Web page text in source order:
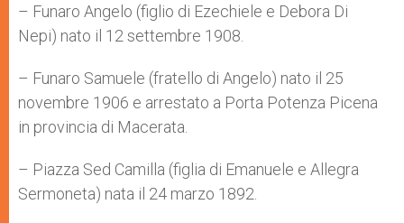
– Funaro Angelo (figlio di Ezechiele e Debora Di
Nepi) nato il 12 settembre 1908.
– Funaro Samuele (fratello di Angelo) nato il 25
novembre 1906 e arrestato a Porta Potenza Picena
in provincia di Macerata.
– Piazza Sed Camilla (figlia di Emanuele e Allegra
Sermoneta) nata il 24 marzo 1892.